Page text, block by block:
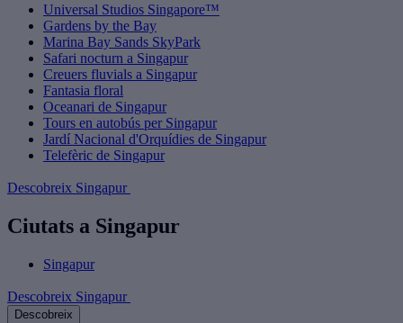
Universal Studios Singapore™
Gardens by the Bay
Marina Bay Sands SkyPark
Safari nocturn a Singapur
Creuers fluvials a Singapur
Fantasia floral
Oceanari de Singapur
Tours en autobús per Singapur
Jardí Nacional d'Orquídies de Singapur
Telefèric de Singapur
Descobreix Singapur
Ciutats a Singapur
Singapur
Descobreix Singapur
Descobreix